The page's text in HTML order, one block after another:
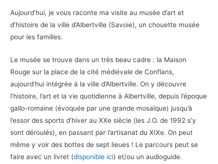
Aujourd’hui, je vous raconte ma visite au musée d’art et
d’histoire de la ville d’Albertville (Savoie), un chouette musée
pour les familles.
Le musée se trouve dans un très beau cadre : la Maison
Rouge sur la place de la cité médiévale de Conflans,
aujourd’hui intégrée à la ville d’Albertville. On y découvre
l’histoire, l’art et la vie quotidienne à Albertville, depuis l’époque
gallo-romaine (évoquée par une grande mosaïque) jusqu’à
l’essor des sports d’hiver au XXe siècle (les J.O. de 1992 s’y
sont déroulés), en passant par l’artisanat du XIXe. On peut
même y voir des bottes de sept lieues ! Le parcours peut se
faire avec un livret (disponible ici) et/ou un audioguide.